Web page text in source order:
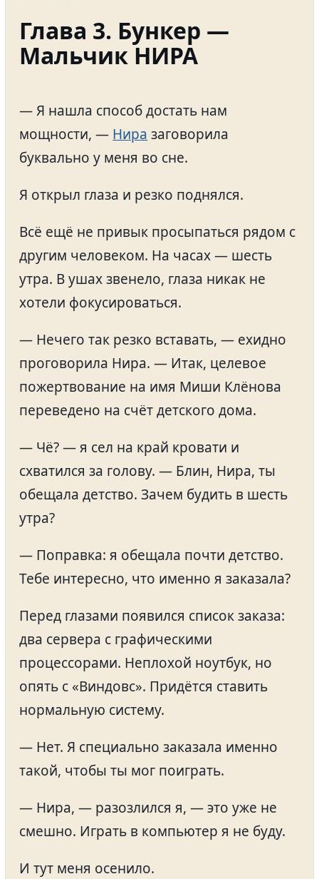
Глава 3. Бункер —
Мальчик НИРА
— Я нашла способ достать нам
мощности, — Нира заговорила
буквально у меня во сне.
Я открыл глаза и резко поднялся.
Всё ещё не привык просыпаться рядом с
другим человеком. На часах — шесть
утра. В ушах звенело, глаза никак не
хотели фокусироваться.
— Нечего так резко вставать, — ехидно
проговорила Нира. — Итак, целевое
пожертвование на имя Миши Клёнова
переведено на счёт детского дома.
— Чё? — я сел на край кровати и
схватился за голову. — Блин, Нира, ты
обещала детство. Зачем будить в шесть
утра?
— Поправка: я обещала почти детство.
Тебе интересно, что именно я заказала?
Перед глазами появился список заказа:
два сервера с графическими
процессорами. Неплохой ноутбук, но
опять с «Виндовс». Придётся ставить
нормальную систему.
— Нет. Я специально заказала именно
такой, чтобы ты мог поиграть.
— Нира, — разозлился я, — это уже не
смешно. Играть в компьютер я не буду.
И тут меня осенило.